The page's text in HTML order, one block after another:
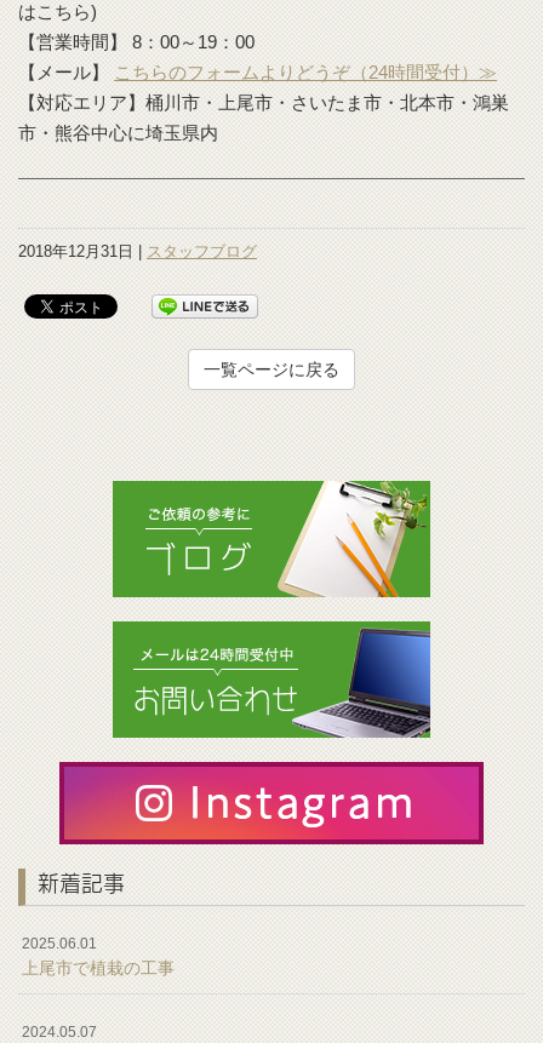
はこちら)
【営業時間】 8：00～19：00
【メール】
こちらのフォームよりどうぞ（24時間受付）≫
【対応エリア】桶川市・上尾市・さいたま市・北本市・鴻巣
市・熊谷中心に埼玉県内
2018年12月31日 | スタッフブログ
一覧ページに戻る
新着記事
2025.06.01
上尾市で植栽の工事
2024.05.07